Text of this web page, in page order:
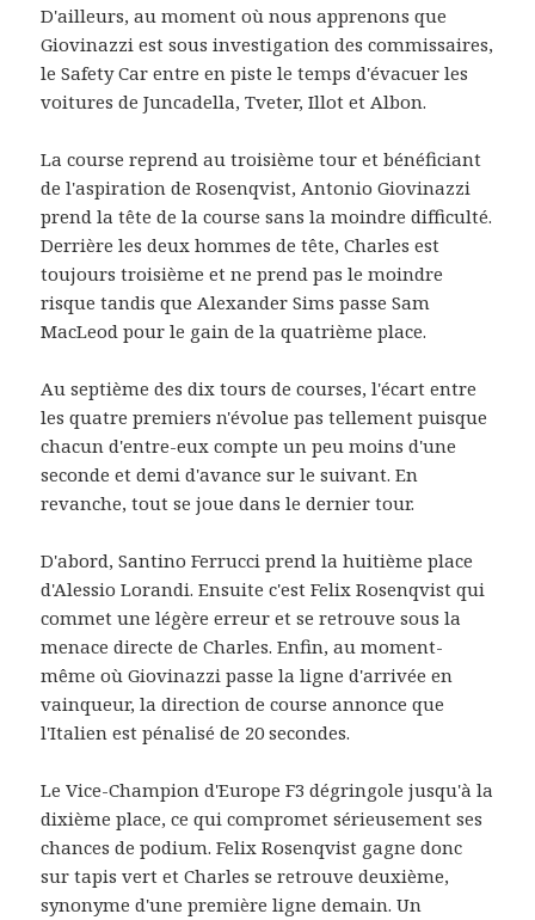
D'ailleurs, au moment où nous apprenons que
Giovinazzi est sous investigation des commissaires,
le Safety Car entre en piste le temps d'évacuer les
voitures de Juncadella, Tveter, Illot et Albon.
La course reprend au troisième tour et bénéficiant
de l'aspiration de Rosenqvist, Antonio Giovinazzi
prend la tête de la course sans la moindre difficulté.
Derrière les deux hommes de tête, Charles est
toujours troisième et ne prend pas le moindre
risque tandis que Alexander Sims passe Sam
MacLeod pour le gain de la quatrième place.
Au septième des dix tours de courses, l'écart entre
les quatre premiers n'évolue pas tellement puisque
chacun d'entre-eux compte un peu moins d'une
seconde et demi d'avance sur le suivant. En
revanche, tout se joue dans le dernier tour.
D'abord, Santino Ferrucci prend la huitième place
d'Alessio Lorandi. Ensuite c'est Felix Rosenqvist qui
commet une légère erreur et se retrouve sous la
menace directe de Charles. Enfin, au moment-
même où Giovinazzi passe la ligne d'arrivée en
vainqueur, la direction de course annonce que
l'Italien est pénalisé de 20 secondes.
Le Vice-Champion d'Europe F3 dégringole jusqu'à la
dixième place, ce qui compromet sérieusement ses
chances de podium. Felix Rosenqvist gagne donc
sur tapis vert et Charles se retrouve deuxième,
synonyme d'une première ligne demain. Un